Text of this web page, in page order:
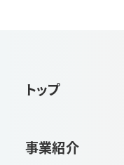
トップ
事業紹介